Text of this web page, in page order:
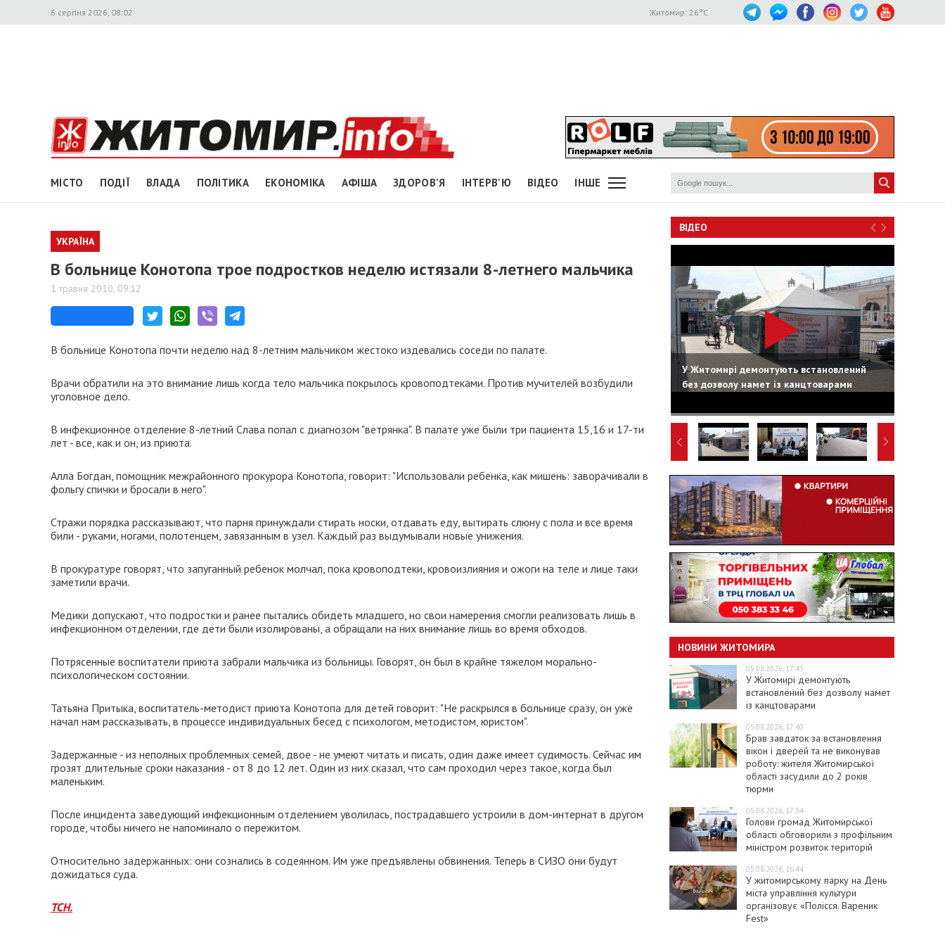
6 серпня 2026, 08:02 Житомир: 26°C
МІСТО ПОДІЇ ВЛАДА ПОЛІТИКА ЕКОНОМІКА АФІША ЗДОРОВ'Я ІНТЕРВ'Ю ВІДЕО ІНШЕ
УКРАЇНА
В больнице Конотопа трое подростков неделю истязали 8-летнего мальчика
1 травня 2010, 09:12
В больнице Конотопа почти неделю над 8-летним мальчиком жестоко издевались соседи по палате.
Врачи обратили на это внимание лишь когда тело мальчика покрылось кровоподтеками. Против мучителей возбудили
уголовное дело.
В инфекционное отделение 8-летний Слава попал с диагнозом "ветрянка". В палате уже были три пациента 15,16 и 17-ти
лет - все, как и он, из приюта.
Алла Богдан, помощник межрайонного прокурора Конотопа, говорит: "Использовали ребенка, как мишень: заворачивали в
фольгу спички и бросали в него".
Стражи порядка рассказывают, что парня принуждали стирать носки, отдавать еду, вытирать слюну с пола и все время
били - руками, ногами, полотенцем, завязанным в узел. Каждый раз выдумывали новые унижения.
В прокуратуре говорят, что запуганный ребенок молчал, пока кровоподтеки, кровоизлияния и ожоги на теле и лице таки
заметили врачи.
Медики допускают, что подростки и ранее пытались обидеть младшего, но свои намерения смогли реализовать лишь в
инфекционном отделении, где дети были изолированы, а обращали на них внимание лишь во время обходов.
Потрясенные воспитатели приюта забрали мальчика из больницы. Говорят, он был в крайне тяжелом морально-
психологическом состоянии.
Татьяна Притыка, воспитатель-методист приюта Конотопа для детей говорит: "Не раскрылся в больнице сразу, он уже
начал нам рассказывать, в процессе индивидуальных бесед с психологом, методистом, юристом".
Задержанные - из неполных проблемных семей, двое - не умеют читать и писать, один даже имеет судимость. Сейчас им
грозят длительные сроки наказания - от 8 до 12 лет. Один из них сказал, что сам проходил через такое, когда был
маленьким.
После инцидента заведующий инфекционным отделением уволилась, пострадавшего устроили в дом-интернат в другом
городе, чтобы ничего не напоминало о пережитом.
Относительно задержанных: они сознались в содеянном. Им уже предъявлены обвинения. Теперь в СИЗО они будут
дожидаться суда.
ТСН.
ВІДЕО
У Житомирі демонтують встановлений
без дозволу намет із канцтоварами
НОВИНИ ЖИТОМИРА
05.08.2026, 17:43
У Житомирі демонтують
встановлений без дозволу намет
із канцтоварами
05.08.2026, 17:40
Брав завдаток за встановлення
вікон і дверей та не виконував
роботу: жителя Житомирської
області засудили до 2 років
тюрми
05.08.2026, 17:34
Голови громад Житомирської
області обговорили з профільним
міністром розвиток територій
05.08.2026, 16:44
У житомирському парку на День
міста управління культури
організовує «Полісся. Вареник
Fest»